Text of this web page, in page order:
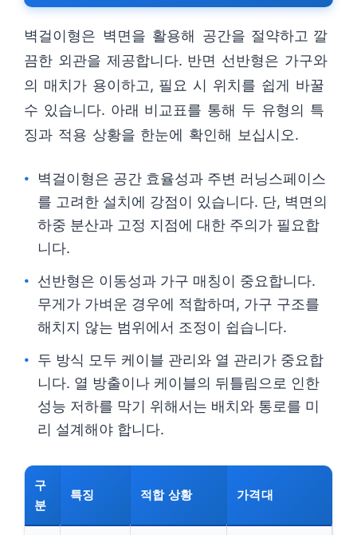
벽걸이형은 벽면을 활용해 공간을 절약하고 깔
끔한 외관을 제공합니다. 반면 선반형은 가구와
의 매치가 용이하고, 필요 시 위치를 쉽게 바꿀
수 있습니다. 아래 비교표를 통해 두 유형의 특
징과 적용 상황을 한눈에 확인해 보십시오.
벽걸이형은 공간 효율성과 주변 러닝스페이스
를 고려한 설치에 강점이 있습니다. 단, 벽면의
하중 분산과 고정 지점에 대한 주의가 필요합
니다.
선반형은 이동성과 가구 매칭이 중요합니다.
무게가 가벼운 경우에 적합하며, 가구 구조를
해치지 않는 범위에서 조정이 쉽습니다.
두 방식 모두 케이블 관리와 열 관리가 중요합
니다. 열 방출이나 케이블의 뒤틀림으로 인한
성능 저하를 막기 위해서는 배치와 통로를 미
리 설계해야 합니다.
구
분
특징 적합 상황 가격대